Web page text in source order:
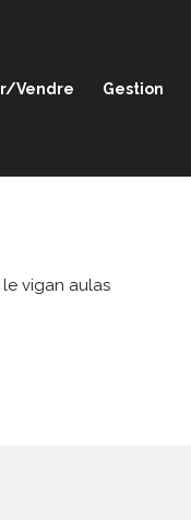
Vendre Gestion
vigan aulas